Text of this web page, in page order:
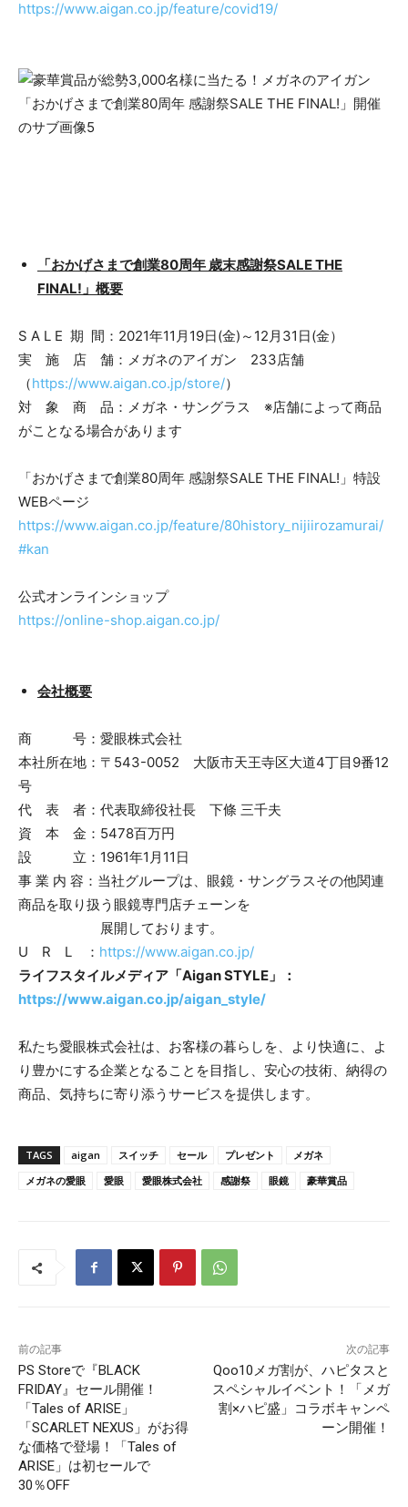
https://www.aigan.co.jp/feature/covid19/
「おかげさまで創業80周年 歳末感謝祭SALE THE
FINAL!」概要
S A L E 期 間：2021年11月19日(金)～12月31日(金）
実 施 店 舗：メガネのアイガン 233店舗
（https://www.aigan.co.jp/store/）
対 象 商 品：メガネ・サングラス ※店舗によって商品
がことなる場合があります
「おかげさまで創業80周年 感謝祭SALE THE FINAL!」特設
WEBページ
https://www.aigan.co.jp/feature/80history_nijiirozamurai/
#kan
公式オンラインショップ
https://online-shop.aigan.co.jp/
会社概要
商 号：愛眼株式会社
本社所在地：〒543-0052 大阪市天王寺区大道4丁目9番12
号
代 表 者：代表取締役社長 下條 三千夫
資 本 金：5478百万円
設 立：1961年1月11日
事 業 内 容：当社グループは、眼鏡・サングラスその他関連
商品を取り扱う眼鏡専門店チェーンを
展開しております。
U R L ： https://www.aigan.co.jp/
ライフスタイルメディア「Aigan STYLE」：
https://www.aigan.co.jp/aigan_style/
私たち愛眼株式会社は、お客様の暮らしを、より快適に、よ
り豊かにする企業となることを目指し、安心の技術、納得の
商品、気持ちに寄り添うサービスを提供します。
TAGS aigan スイッチ セール プレゼント
メガネ
メガネの愛眼
愛眼 愛眼株式会社 感謝祭 眼鏡 豪華賞品
前の記事
PS Storeで『BLACK
FRIDAY』セール開催！
「Tales of ARISE」
「SCARLET NEXUS」がお得
な価格で登場！「Tales of
ARISE」は初セールで
30％OFF
次の記事
Qoo10メガ割が、ハピタスと
スペシャルイベント！「メガ
割×ハピ盛」コラボキャンペ
ーン開催！